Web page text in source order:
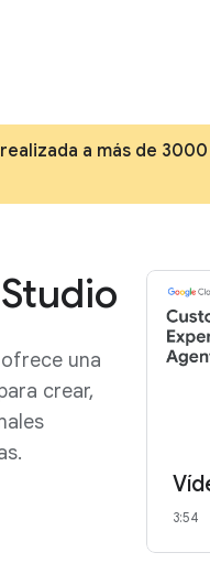
a más de
una
crear,
3:54